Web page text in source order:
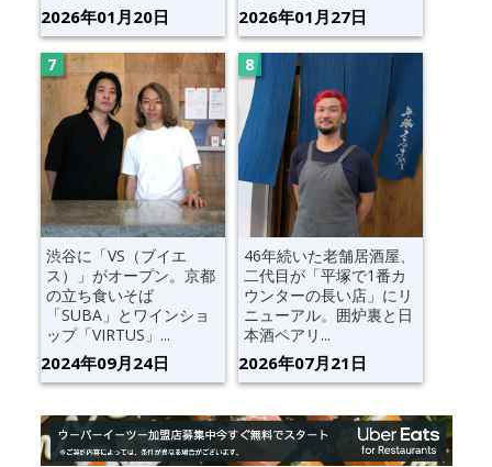
2026年01月20日 2026年01月27日
渋谷に「VS（ブイエ
ス）」がオープン。京都
の立ち食いそば
「SUBA」とワインショ
ップ「VIRTUS」...
2024年09月24日
46年続いた老舗居酒屋、
二代目が「平塚で1番カ
ウンターの長い店」にリ
ニューアル。囲炉裏と日
本酒ペアリ...
2026年07月21日